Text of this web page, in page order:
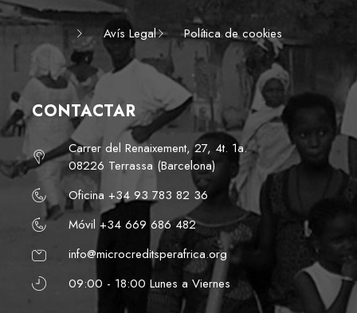
Avís Legal Política de cookies
CONTACTAR
Carrer del Renaixement, 27, 4t. 1a.
08226 Terrassa (Barcelona)
Oficina +34 93 783 82 36
Móvil +34 669 686 482
info@microcreditsperafrica.org
09:00 - 18:00 Lunes a Viernes